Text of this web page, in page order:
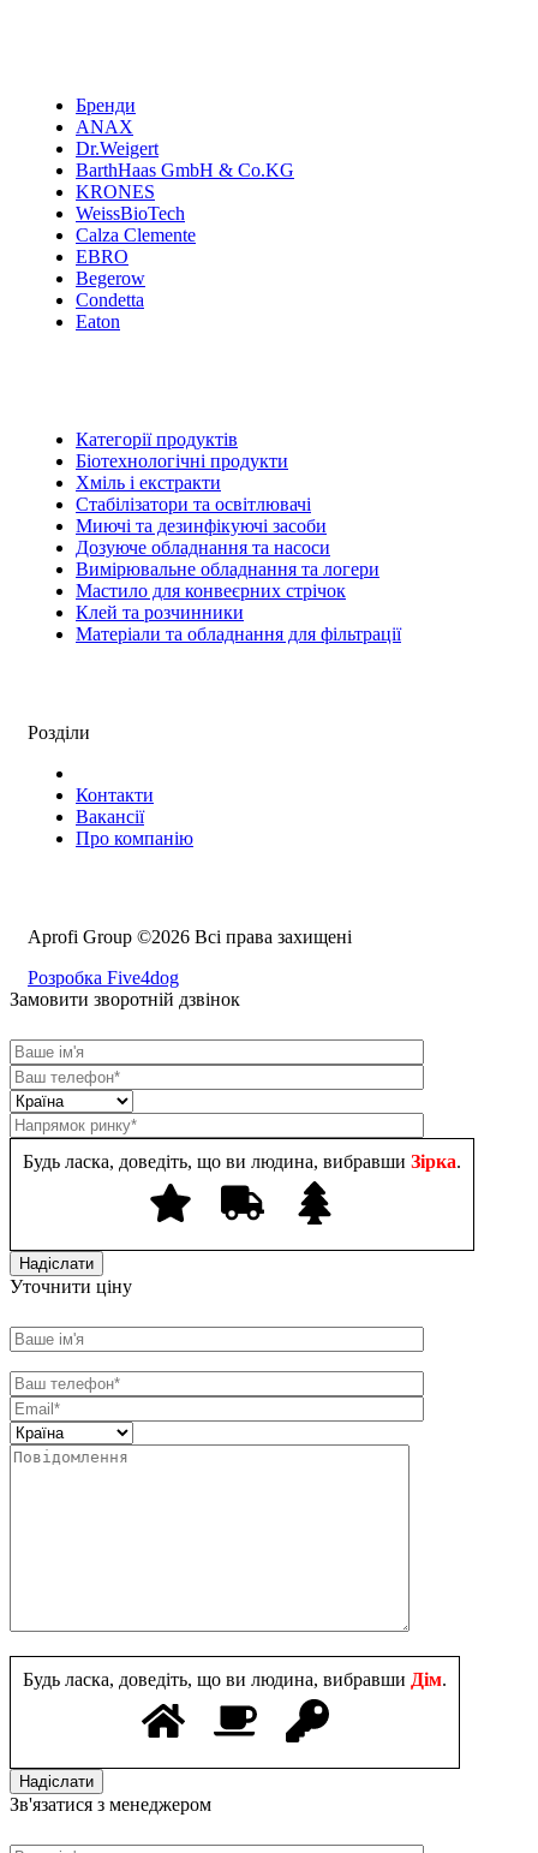
Бренди
ANAX
Dr.Weigert
BarthHaas GmbH & Co.KG
KRONES
WeissBioTech
Calza Clemente
EBRO
Begerow
Condetta
Eaton
Категорії продуктів
Біотехнологічні продукти
Хміль і екстракти
Стабілізатори та освітлювачі
Миючі та дезинфікуючі засоби
Дозуюче обладнання та насоси
Вимірювальне обладнання та логери
Мастило для конвеєрних стрічок
Клей та розчинники
Матеріали та обладнання для фільтрації
Розділи
Контакти
Вакансії
Про компанію
Aprofi Group ©2026 Всі права захищені
Розробка Five4dog
Замовити зворотній дзвінок
Будь ласка, доведіть, що ви людина, вибравши Зірка.
Уточнити ціну
Будь ласка, доведіть, що ви людина, вибравши Дім.
Зв'язатися з менеджером